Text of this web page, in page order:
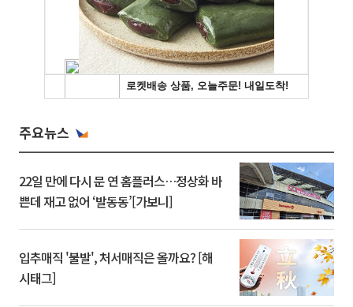
주요뉴스
22일 만에 다시 문 연 홈플러스…정상화 바
쁜데 재고 없어 ‘발동동’[가보니]
입추매직 '불발', 처서매직은 올까요? [해
시태그]